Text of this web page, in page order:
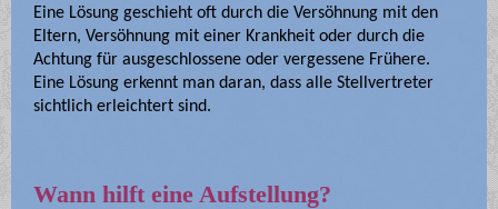
Eine Lösung geschieht oft durch die Versöhnung mit den
Eltern, Versöhnung mit einer Krankheit oder durch die
Achtung für ausgeschlossene oder vergessene Frühere.
Eine Lösung erkennt man daran, dass alle Stellvertreter
sichtlich erleichtert sind.
Wann hilft eine Aufstellung?